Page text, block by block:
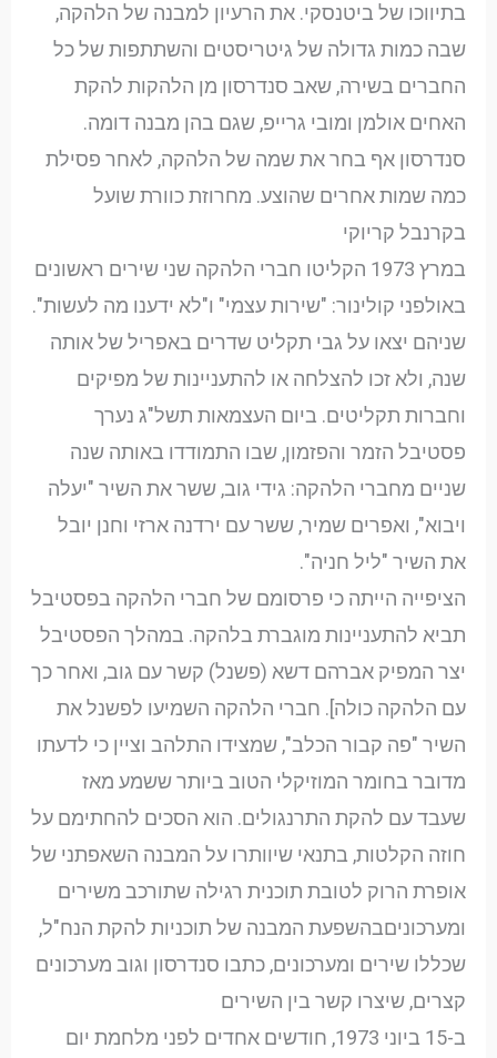
בתיווכו של ביטנסקי. את הרעיון למבנה של הלהקה,
שבה כמות גדולה של גיטריסטים והשתתפות של כל
החברים בשירה, שאב סנדרסון מן הלהקות להקת
האחים אולמן ומובי גרייפ, שגם בהן מבנה דומה.
סנדרסון אף בחר את שמה של הלהקה, לאחר פסילת
כמה שמות אחרים שהוצע. מחרוזת כוורת שועל
בקרנבל קריוקי
במרץ 1973 הקליטו חברי הלהקה שני שירים ראשונים
באולפני קולינור: "שירות עצמי" ו"לא ידענו מה לעשות".
שניהם יצאו על גבי תקליט שדרים באפריל של אותה
שנה, ולא זכו להצלחה או להתעניינות של מפיקים
וחברות תקליטים. ביום העצמאות תשל"ג נערך
פסטיבל הזמר והפזמון, שבו התמודדו באותה שנה
שניים מחברי הלהקה: גידי גוב, ששר את השיר "יעלה
ויבוא", ואפרים שמיר, ששר עם ירדנה ארזי וחנן יובל
את השיר "ליל חניה".
הציפייה הייתה כי פרסומם של חברי הלהקה בפסטיבל
תביא להתעניינות מוגברת בלהקה. במהלך הפסטיבל
יצר המפיק אברהם דשא (פשנל) קשר עם גוב, ואחר כך
עם הלהקה כולה]. חברי הלהקה השמיעו לפשנל את
השיר "פה קבור הכלב", שמצידו התלהב וציין כי לדעתו
מדובר בחומר המוזיקלי הטוב ביותר ששמע מאז
שעבד עם להקת התרנגולים. הוא הסכים להחתימם על
חוזה הקלטות, בתנאי שיוותרו על המבנה השאפתני של
אופרת הרוק לטובת תוכנית רגילה שתורכב משירים
ומערכוניםבהשפעת המבנה של תוכניות להקת הנח"ל,
שכללו שירים ומערכונים, כתבו סנדרסון וגוב מערכונים
קצרים, שיצרו קשר בין השירים
ב-15 ביוני 1973, חודשים אחדים לפני מלחמת יום